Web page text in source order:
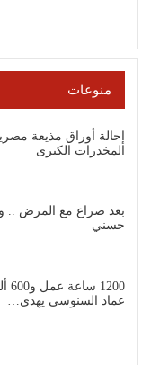
منوعات
إحالة أوراق مذيعة
المخدرات الكبرى
بعد صراع مع المرض ..
حسني
عماد السنوسي يهدي…